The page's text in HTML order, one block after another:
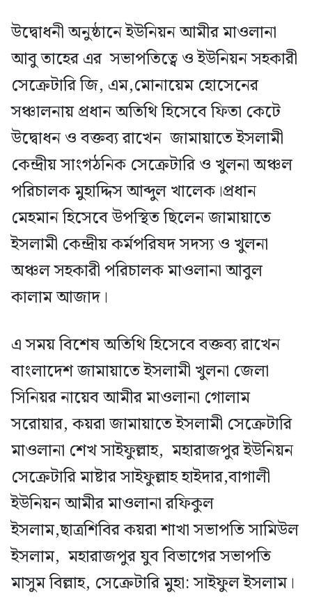
উদ্বোধনী অনুষ্ঠানে ইউনিয়ন আমীর মাওলানা
আবু তাহের এর সভাপতিত্বে ও ইউনিয়ন সহকারী
সেক্রেটারি জি, এম,মোনায়েম হোসেনের
সঞ্চালনায় প্রধান অতিথি হিসেবে ফিতা কেটে
উদ্বোধন ও বক্তব্য রাখেন জামায়াতে ইসলামী
কেন্দ্রীয় সাংগঠনিক সেক্রেটারি ও খুলনা অঞ্চল
পরিচালক মুহাদ্দিস আব্দুল খালেক।প্রধান
মেহমান হিসেবে উপস্থিত ছিলেন জামায়াতে
ইসলামী কেন্দ্রীয় কর্মপরিষদ সদস্য ও খুলনা
অঞ্চল সহকারী পরিচালক মাওলানা আবুল
কালাম আজাদ।
এ সময় বিশেষ অতিথি হিসেবে বক্তব্য রাখেন
বাংলাদেশ জামায়াতে ইসলামী খুলনা জেলা
সিনিয়র নায়েব আমীর মাওলানা গোলাম
সরোয়ার, কয়রা জামায়াতে ইসলামী সেক্রেটারি
মাওলানা শেখ সাইফুল্লাহ, মহারাজপুর ইউনিয়ন
সেক্রেটারি মাষ্টার সাইফুল্লাহ হাইদার,বাগালী
ইউনিয়ন আমীর মাওলানা রফিকুল
ইসলাম,ছাত্রশিবির কয়রা শাখা সভাপতি সামিউল
ইসলাম, মহারাজপুর যুব বিভাগের সভাপতি
মাসুম বিল্লাহ, সেক্রেটারি মুহা: সাইফুল ইসলাম।